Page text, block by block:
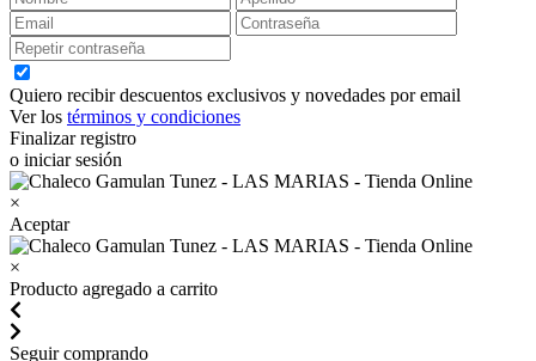
Quiero recibir descuentos exclusivos y novedades por email
Ver los términos y condiciones
Finalizar registro
o iniciar sesión
×
Aceptar
×
Producto agregado a carrito
Seguir comprando